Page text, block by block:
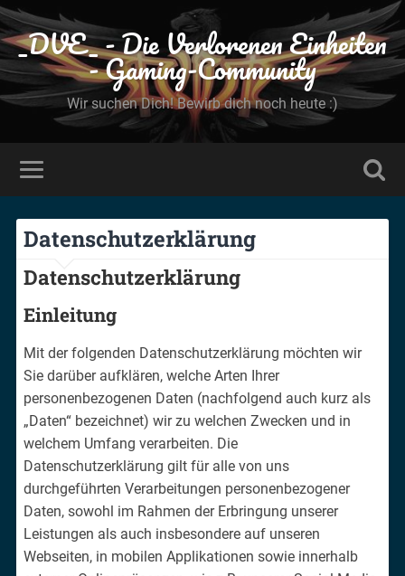
_DVE_ - Die Verlorenen Einheiten
- Gaming-Community
Wir suchen Dich! Bewirb dich noch heute :)
Datenschutzerklärung
Datenschutzerklärung
Einleitung
Mit der folgenden Datenschutzerklärung möchten wir
Sie darüber aufklären, welche Arten Ihrer
personenbezogenen Daten (nachfolgend auch kurz als
„Daten“ bezeichnet) wir zu welchen Zwecken und in
welchem Umfang verarbeiten. Die
Datenschutzerklärung gilt für alle von uns
durchgeführten Verarbeitungen personenbezogener
Daten, sowohl im Rahmen der Erbringung unserer
Leistungen als auch insbesondere auf unseren
Webseiten, in mobilen Applikationen sowie innerhalb